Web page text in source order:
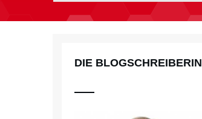
DIE BLOGSCHREIBERIN